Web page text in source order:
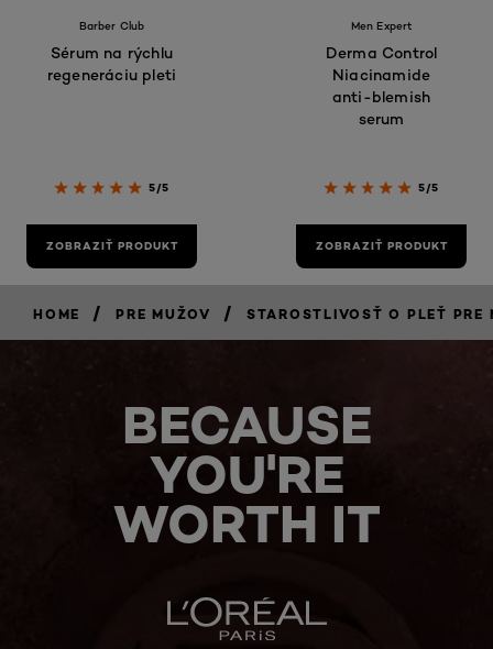
Barber Club
Sérum na rýchlu
regeneráciu pleti
5/5
ZOBRAZIŤ PRODUKT
Men Expert
Derma Control
Niacinamide
anti-blemish
serum
5/5
ZOBRAZIŤ PRODUKT
HOME / PRE MUŽOV / STAROSTLIVOSŤ O PLEŤ PRE
BECAUSE
YOU'RE
WORTH IT